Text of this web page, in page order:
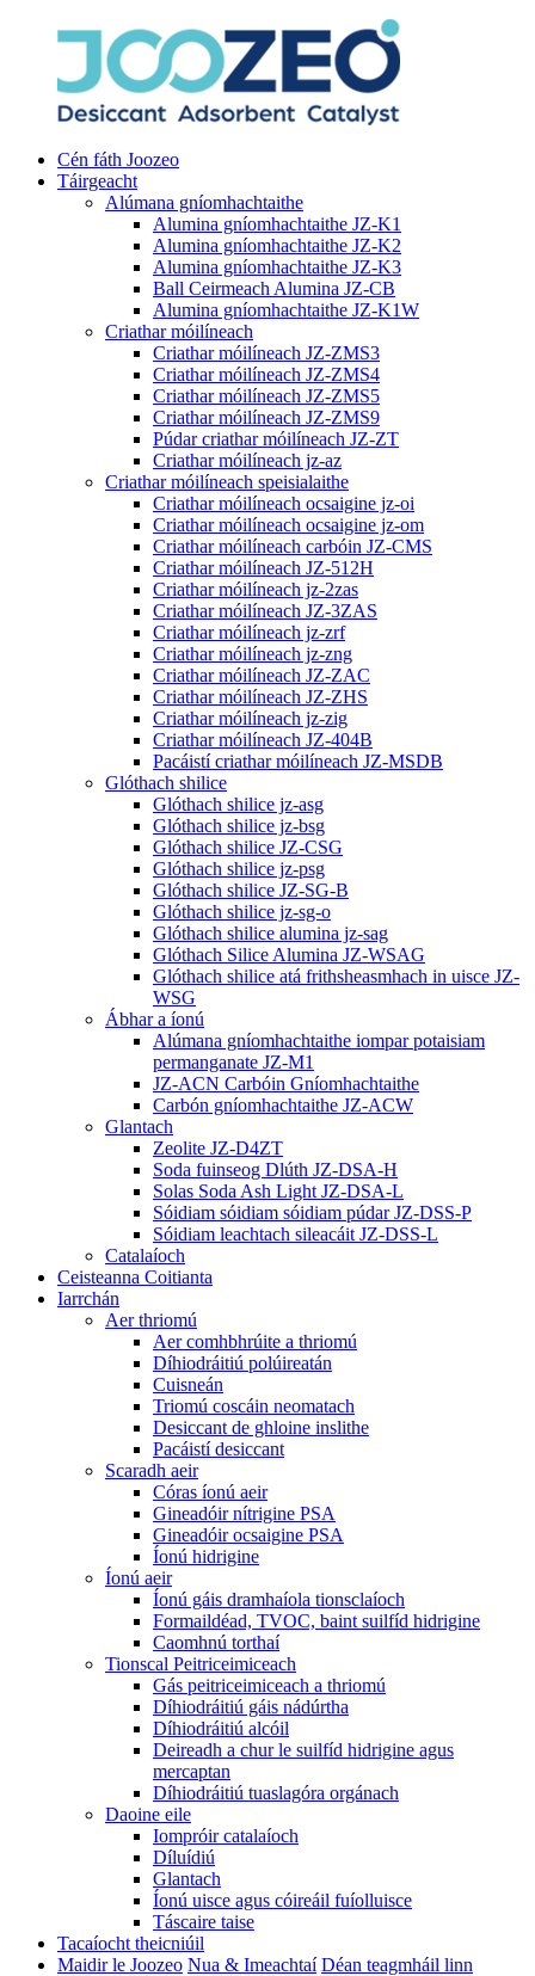
Cén fáth Joozeo
Táirgeacht
Alúmana gníomhachtaithe
Alumina gníomhachtaithe JZ-K1
Alumina gníomhachtaithe JZ-K2
Alumina gníomhachtaithe JZ-K3
Ball Ceirmeach Alumina JZ-CB
Alumina gníomhachtaithe JZ-K1W
Criathar móilíneach
Criathar móilíneach JZ-ZMS3
Criathar móilíneach JZ-ZMS4
Criathar móilíneach JZ-ZMS5
Criathar móilíneach JZ-ZMS9
Púdar criathar móilíneach JZ-ZT
Criathar móilíneach jz-az
Criathar móilíneach speisialaithe
Criathar móilíneach ocsaigine jz-oi
Criathar móilíneach ocsaigine jz-om
Criathar móilíneach carbóin JZ-CMS
Criathar móilíneach JZ-512H
Criathar móilíneach jz-2zas
Criathar móilíneach JZ-3ZAS
Criathar móilíneach jz-zrf
Criathar móilíneach jz-zng
Criathar móilíneach JZ-ZAC
Criathar móilíneach JZ-ZHS
Criathar móilíneach jz-zig
Criathar móilíneach JZ-404B
Pacáistí criathar móilíneach JZ-MSDB
Glóthach shilice
Glóthach shilice jz-asg
Glóthach shilice jz-bsg
Glóthach shilice JZ-CSG
Glóthach shilice jz-psg
Glóthach shilice JZ-SG-B
Glóthach shilice jz-sg-o
Glóthach shilice alumina jz-sag
Glóthach Silice Alumina JZ-WSAG
Glóthach shilice atá frithsheasmhach in uisce JZ-
WSG
Ábhar a íonú
Alúmana gníomhachtaithe iompar potaisiam
permanganate JZ-M1
JZ-ACN Carbóin Gníomhachtaithe
Carbón gníomhachtaithe JZ-ACW
Glantach
Zeolite JZ-D4ZT
Soda fuinseog Dlúth JZ-DSA-H
Solas Soda Ash Light JZ-DSA-L
Sóidiam sóidiam sóidiam púdar JZ-DSS-P
Sóidiam leachtach sileacáit JZ-DSS-L
Catalaíoch
Ceisteanna Coitianta
Iarrchán
Aer thriomú
Aer comhbhrúite a thriomú
Díhiodráitiú polúireatán
Cuisneán
Triomú coscáin neomatach
Desiccant de ghloine inslithe
Pacáistí desiccant
Scaradh aeir
Córas íonú aeir
Gineadóir nítrigine PSA
Gineadóir ocsaigine PSA
Íonú hidrigine
Íonú aeir
Íonú gáis dramhaíola tionsclaíoch
Formaildéad, TVOC, baint suilfíd hidrigine
Caomhnú torthaí
Tionscal Peitriceimiceach
Gás peitriceimiceach a thriomú
Díhiodráitiú gáis nádúrtha
Díhiodráitiú alcóil
Deireadh a chur le suilfíd hidrigine agus
mercaptan
Díhiodráitiú tuaslagóra orgánach
Daoine eile
Iompróir catalaíoch
Díluídiú
Glantach
Íonú uisce agus cóireáil fuíolluisce
Táscaire taise
Tacaíocht theicniúil
Maidir le Joozeo Nua & Imeachtaí Déan teagmháil linn